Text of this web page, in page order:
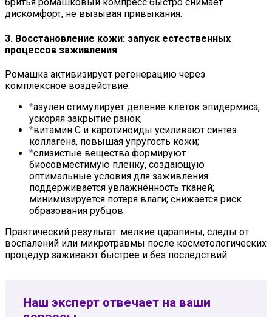
дискомфорт, не вызывая привыкания.
3. Восстановление кожи: запуск естественных
процессов заживления
Ромашка активизирует регенерацию через
комплексное воздействие:
азулен стимулирует деление клеток эпидермиса,
ускоряя закрытие ранок;
витамин С и каротиноиды усиливают синтез
коллагена, повышая упругость кожи;
слизистые вещества формируют
биосовместимую плёнку, создающую
оптимальные условия для заживления:
поддерживается увлажнённость тканей;
минимизируется потеря влаги; снижается риск
образования рубцов.
Практический результат: мелкие царапины, следы от
воспалений или микротравмы после косметологических
процедур заживают быстрее и без последствий.
Наш эксперт отвечает на ваши